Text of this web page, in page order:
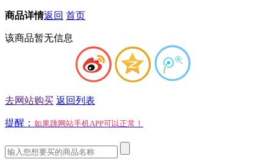
商品详情返回 首页
该商品暂无信息
去网站购买 返回列表
提醒： 如果跳网站手机APP可以正常！